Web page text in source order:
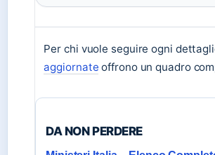
Per chi vuole seguire ogni
aggiornate offrono un quadro
DA NON PERDERE